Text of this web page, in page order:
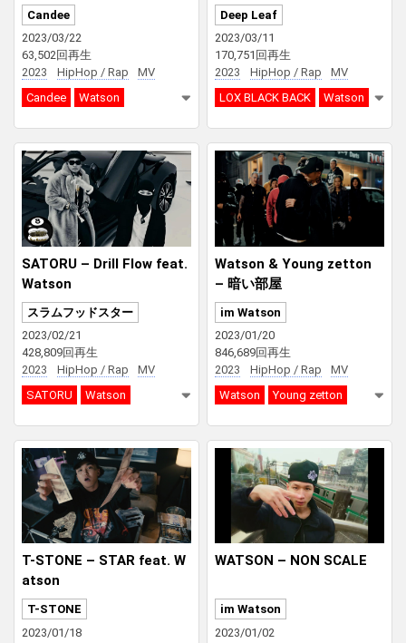
Candee
2023/03/22
63,502回再生
2023
HipHop / Rap
MV
Candee
Watson
Deep Leaf
2023/03/11
170,751回再生
2023
HipHop / Rap
MV
LOX BLACK BACK
Watson
SATORU – Drill Flow feat.
Watson
スラムフッドスター
2023/02/21
428,809回再生
2023
HipHop / Rap
MV
SATORU
Watson
Watson & Young zetton
– 暗い部屋
im Watson
2023/01/20
846,689回再生
2023
HipHop / Rap
MV
Watson
Young zetton
T-STONE – STAR feat. W
atson
T-STONE
2023/01/18
WATSON – NON SCALE
im Watson
2023/01/02